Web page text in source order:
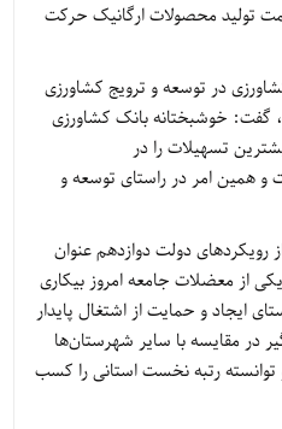
تولید محصولات ارگانیک حرکت
در توسعه و ترویج کشاورزی
گفت: خوشبختانه بانک کشاورزی
تسهیلات را در
و همین امر در راستای توسعه و
رویکردهای دولت دوازدهم عنوان
از معضلات جامعه امروز بیکاری
ایجاد و حمایت از اشتغال پایدار
در مقایسه با سایر شهرستان‌ها
رتبه نخست استانی را کسب